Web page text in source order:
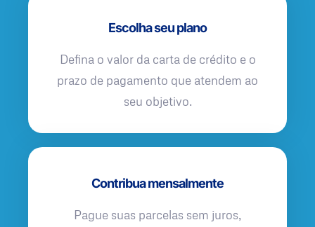
Escolha seu plano
Defina o valor da carta de crédito e o
prazo de pagamento que atendem ao
seu objetivo.
Contribua mensalmente
Pague suas parcelas sem juros,